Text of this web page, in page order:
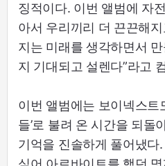
징적이다. 이번 앨범에 자
아서 우리끼리 더 끈끈해
지는 미래를 생각하면서
지 기대되고 설렌다”라고
이번 앨범에는 보이넥스트
들’로 불려 온 시간을 되돌
기억을 진솔하게 풀어냈다